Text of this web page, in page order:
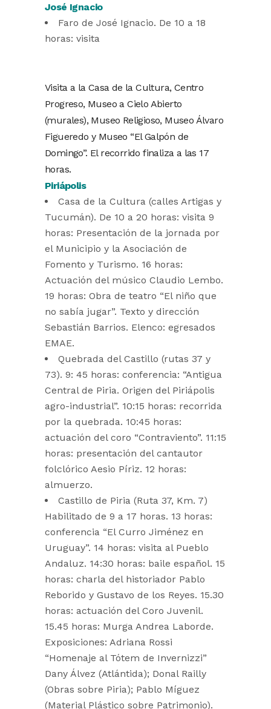
José Ignacio
Faro de José Ignacio. De 10 a 18
horas: visita
Visita a la Casa de la Cultura, Centro
Progreso, Museo a Cielo Abierto
(murales), Museo Religioso, Museo Álvaro
Figueredo y Museo “El Galpón de
Domingo”. El recorrido finaliza a las 17
horas.
Piriápolis
Casa de la Cultura (calles Artigas y
Tucumán). De 10 a 20 horas: visita 9
horas: Presentación de la jornada por
el Municipio y la Asociación de
Fomento y Turismo. 16 horas:
Actuación del músico Claudio Lembo.
19 horas: Obra de teatro “El niño que
no sabía jugar”. Texto y dirección
Sebastián Barrios. Elenco: egresados
EMAE.
Quebrada del Castillo (rutas 37 y
73). 9: 45 horas: conferencia: “Antigua
Central de Piria. Origen del Piriápolis
agro-industrial”. 10:15 horas: recorrida
por la quebrada. 10:45 horas:
actuación del coro “Contraviento”. 11:15
horas: presentación del cantautor
folclórico Aesio Píriz. 12 horas:
almuerzo.
Castillo de Piria (Ruta 37, Km. 7)
Habilitado de 9 a 17 horas. 13 horas:
conferencia “El Curro Jiménez en
Uruguay”. 14 horas: visita al Pueblo
Andaluz. 14:30 horas: baile español. 15
horas: charla del historiador Pablo
Reborido y Gustavo de los Reyes. 15.30
horas: actuación del Coro Juvenil.
15.45 horas: Murga Andrea Laborde.
Exposiciones: Adriana Rossi
“Homenaje al Tótem de Invernizzi”
Dany Álvez (Atlántida); Donal Railly
(Obras sobre Piria); Pablo Míguez
(Material Plástico sobre Patrimonio).